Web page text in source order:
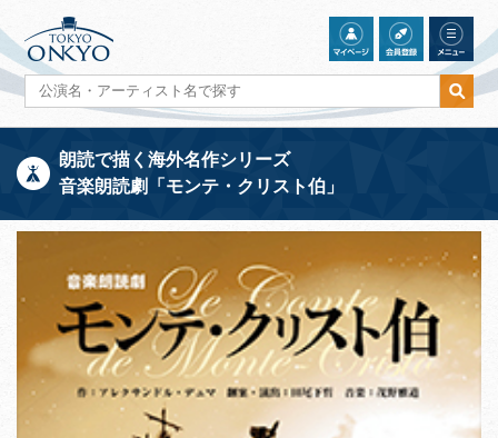
朗読で描く海外名作シリーズ
音楽朗読劇「モンテ・クリスト伯」